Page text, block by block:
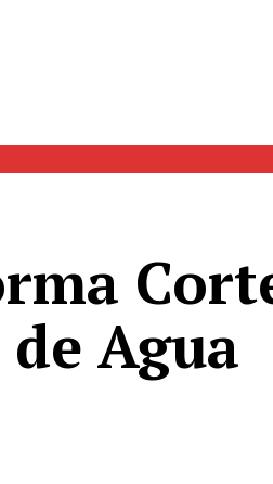
esperan definiciones sobre
Agua